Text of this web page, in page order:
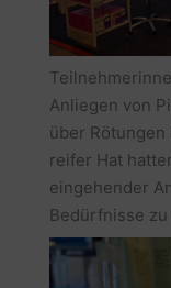
Anliegen von
über
reifer Hat
eingehender
Bedürfnisse